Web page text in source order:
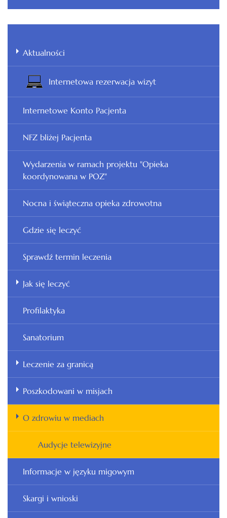
Aktualności
Internetowa rezerwacja wizyt
Internetowe Konto Pacjenta
NFZ bliżej Pacjenta
Wydarzenia w ramach projektu "Opieka
koordynowana w POZ"
Nocna i świąteczna opieka zdrowotna
Gdzie się leczyć
Sprawdź termin leczenia
Jak się leczyć
Profilaktyka
Sanatorium
Leczenie za granicą
Poszkodowani w misjach
O zdrowiu w mediach
Audycje telewizyjne
Informacje w języku migowym
Skargi i wnioski